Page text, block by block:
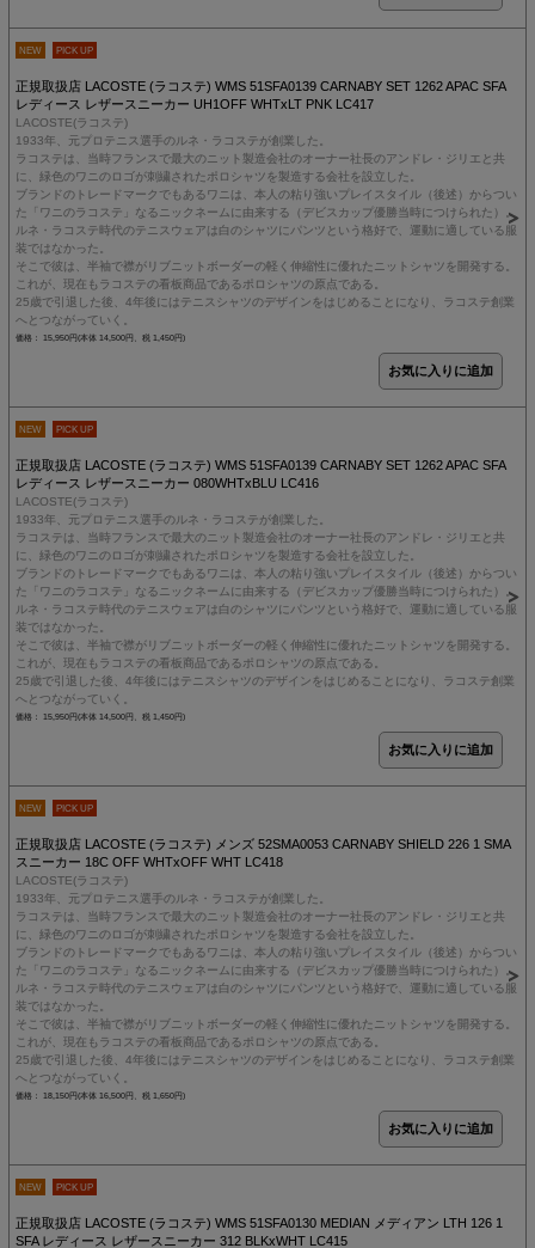
NEW PICK UP
正規取扱店 LACOSTE (ラコステ) WMS 51SFA0139 CARNABY SET 1262 APAC SFA
レディース レザースニーカー UH1OFF WHTxLT PNK LC417
LACOSTE(ラコステ)
1933年、元プロテニス選手のルネ・ラコステが創業した。
ラコステは、当時フランスで最大のニット製造会社のオーナー社長のアンドレ・ジリエと共
に、緑色のワニのロゴが刺繍されたポロシャツを製造する会社を設立した。
ブランドのトレードマークでもあるワニは、本人の粘り強いプレイスタイル（後述）からつい
た「ワニのラコステ」なるニックネームに由来する（デビスカップ優勝当時につけられた）。
ルネ・ラコステ時代のテニスウェアは白のシャツにパンツという格好で、運動に適している服
装ではなかった。
そこで彼は、半袖で襟がリブニットボーダーの軽く伸縮性に優れたニットシャツを開発する。
これが、現在もラコステの看板商品であるポロシャツの原点である。
25歳で引退した後、4年後にはテニスシャツのデザインをはじめることになり、ラコステ創業
へとつながっていく。
価格： 15,950円(本体 14,500円、税 1,450円)
NEW PICK UP
正規取扱店 LACOSTE (ラコステ) WMS 51SFA0139 CARNABY SET 1262 APAC SFA
レディース レザースニーカー 080WHTxBLU LC416
LACOSTE(ラコステ)
1933年、元プロテニス選手のルネ・ラコステが創業した。
ラコステは、当時フランスで最大のニット製造会社のオーナー社長のアンドレ・ジリエと共
に、緑色のワニのロゴが刺繍されたポロシャツを製造する会社を設立した。
ブランドのトレードマークでもあるワニは、本人の粘り強いプレイスタイル（後述）からつい
た「ワニのラコステ」なるニックネームに由来する（デビスカップ優勝当時につけられた）。
ルネ・ラコステ時代のテニスウェアは白のシャツにパンツという格好で、運動に適している服
装ではなかった。
そこで彼は、半袖で襟がリブニットボーダーの軽く伸縮性に優れたニットシャツを開発する。
これが、現在もラコステの看板商品であるポロシャツの原点である。
25歳で引退した後、4年後にはテニスシャツのデザインをはじめることになり、ラコステ創業
へとつながっていく。
価格： 15,950円(本体 14,500円、税 1,450円)
NEW PICK UP
正規取扱店 LACOSTE (ラコステ) メンズ 52SMA0053 CARNABY SHIELD 226 1 SMA
スニーカー 18C OFF WHTxOFF WHT LC418
LACOSTE(ラコステ)
1933年、元プロテニス選手のルネ・ラコステが創業した。
ラコステは、当時フランスで最大のニット製造会社のオーナー社長のアンドレ・ジリエと共
に、緑色のワニのロゴが刺繍されたポロシャツを製造する会社を設立した。
ブランドのトレードマークでもあるワニは、本人の粘り強いプレイスタイル（後述）からつい
た「ワニのラコステ」なるニックネームに由来する（デビスカップ優勝当時につけられた）。
ルネ・ラコステ時代のテニスウェアは白のシャツにパンツという格好で、運動に適している服
装ではなかった。
そこで彼は、半袖で襟がリブニットボーダーの軽く伸縮性に優れたニットシャツを開発する。
これが、現在もラコステの看板商品であるポロシャツの原点である。
25歳で引退した後、4年後にはテニスシャツのデザインをはじめることになり、ラコステ創業
へとつながっていく。
価格： 18,150円(本体 16,500円、税 1,650円)
NEW PICK UP
正規取扱店 LACOSTE (ラコステ) WMS 51SFA0130 MEDIAN メディアン LTH 126 1
SFA レディース レザースニーカー 312 BLKxWHT LC415